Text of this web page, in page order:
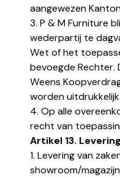
aangewezen
3. P & M Furniture
wederpartij te
Wet of het
bevoegde Rechter.
Weens
worden
4. Op alle
recht van
Artikel 13.
1. Levering van
showroom/